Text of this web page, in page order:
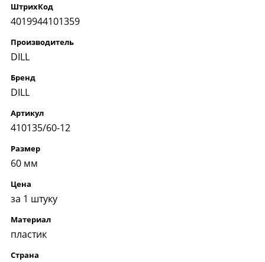
ШтрихКод
4019944101359
Производитель
DILL
Бренд
DILL
Артикул
410135/60-12
Размер
60 мм
Цена
за 1 штуку
Материал
пластик
Страна